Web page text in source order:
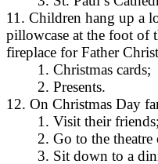
11. Children hang up a
pillowcase at the foot of
fireplace for Father
1. Christmas cards;
2. Presents.
12. On Christmas Day
1. Visit their friends;
2. Go to the theatre
3. Sit down to a